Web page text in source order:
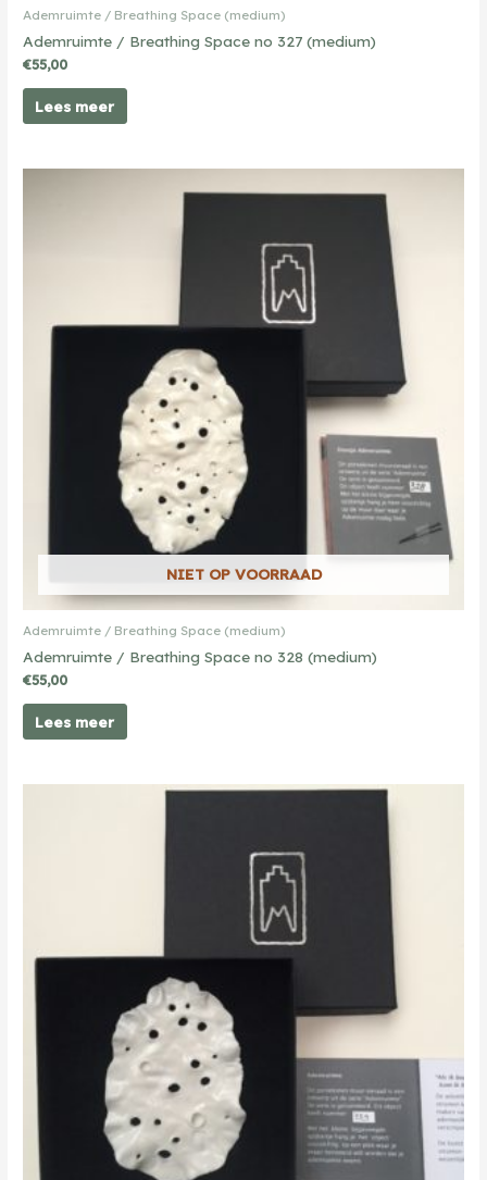
Ademruimte / Breathing Space (medium)
Ademruimte / Breathing Space no 327 (medium)
€55,00
Lees meer
NIET OP VOORRAAD
Ademruimte / Breathing Space (medium)
Ademruimte / Breathing Space no 328 (medium)
€55,00
Lees meer